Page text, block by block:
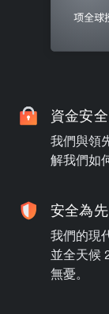
資金安全
我們與領
解我們如
安全為先
我們的現
並全天候
無憂。